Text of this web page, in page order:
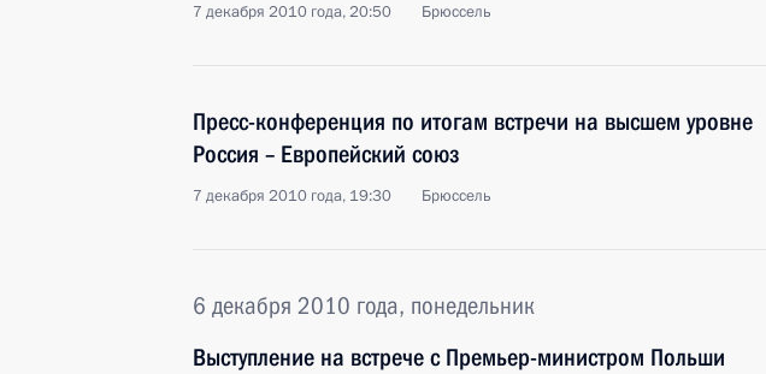
7 декабря 2010 года, 20:50 Брюссель
Пресс-конференция по итогам встречи на высшем уровне
Россия – Европейский союз
7 декабря 2010 года, 19:30 Брюссель
6 декабря 2010 года, понедельник
Выступление на встрече с Премьер-министром Польши